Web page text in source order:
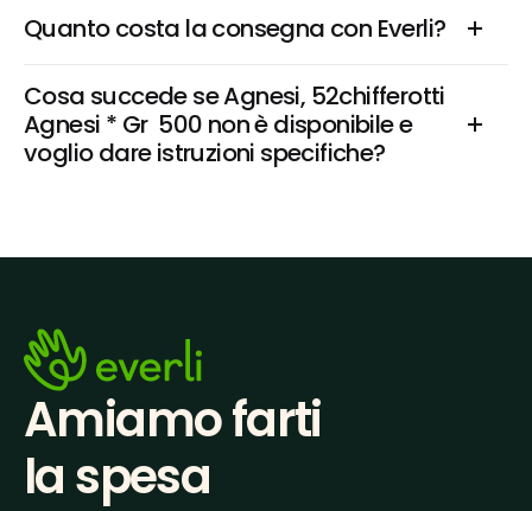
Quanto costa la consegna con Everli?
Cosa succede se Agnesi, 52chifferotti
Agnesi * Gr  500 non è disponibile e
voglio dare istruzioni specifiche?
Amiamo farti
la spesa